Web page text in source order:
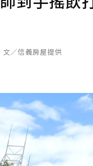
文／信義房屋提供